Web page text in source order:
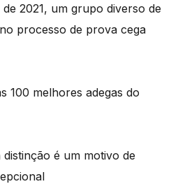
2021, um grupo diverso de
processo de prova cega
100 melhores adegas do
é um motivo de